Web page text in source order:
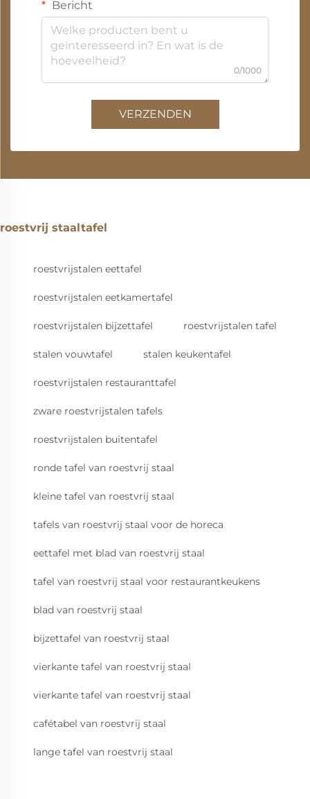
Bericht
0/1000
VERZENDEN
roestvrij staaltafel
roestvrijstalen eettafel
roestvrijstalen eetkamertafel
roestvrijstalen bijzettafel roestvrijstalen tafel
stalen vouwtafel stalen keukentafel
roestvrijstalen restauranttafel
zware roestvrijstalen tafels
roestvrijstalen buitentafel
ronde tafel van roestvrij staal
kleine tafel van roestvrij staal
tafels van roestvrij staal voor de horeca
eettafel met blad van roestvrij staal
tafel van roestvrij staal voor restaurantkeukens
blad van roestvrij staal
bijzettafel van roestvrij staal
vierkante tafel van roestvrij staal
vierkante tafel van roestvrij staal
cafétabel van roestvrij staal
lange tafel van roestvrij staal